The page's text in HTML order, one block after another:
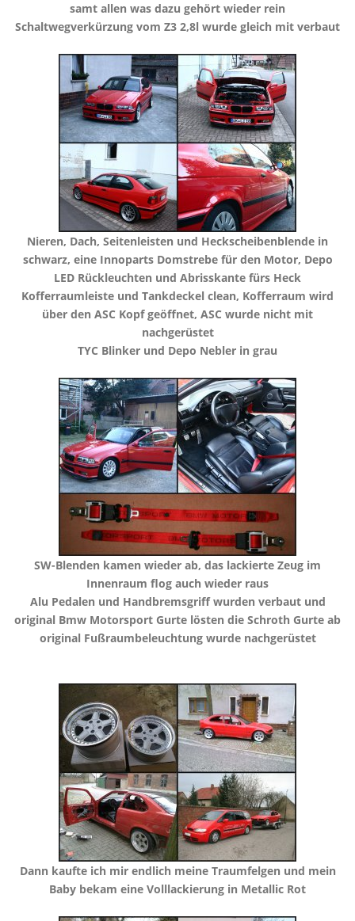
samt allen was dazu gehört wieder rein
​Schaltwegverkürzung vom Z3 2,8l wurde gleich mit verbaut
​Nieren, Dach, Seitenleisten und Heckscheibenblende in
schwarz, eine Innoparts Domstrebe für den Motor, Depo
LED Rückleuchten und Abrisskante fürs Heck
​Kofferraumleiste und Tankdeckel clean, Kofferraum wird
über den ASC Kopf geöffnet, ASC wurde nicht mit
nachgerüstet
​TYC Blinker und Depo Nebler in grau
​SW-Blenden kamen wieder ab, das lackierte Zeug im
Innenraum flog auch wieder raus
​Alu Pedalen und Handbremsgriff wurden verbaut und
original Bmw Motorsport Gurte lösten die Schroth Gurte ab
​original Fußraumbeleuchtung wurde nachgerüstet
​Dann kaufte ich mir endlich meine Traumfelgen und mein
Baby bekam eine Volllackierung in Metallic Rot